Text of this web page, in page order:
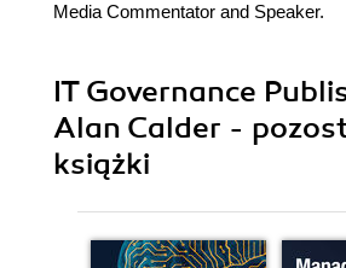
Media Commentator and Speaker.
IT Governance
Alan Calder -
książki